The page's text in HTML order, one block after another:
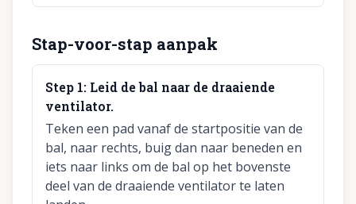
Stap-voor-stap aanpak
Step 1: Leid de bal naar de draaiende
ventilator.
Teken een pad vanaf de startpositie van de
bal, naar rechts, buig dan naar beneden en
iets naar links om de bal op het bovenste
deel van de draaiende ventilator te laten